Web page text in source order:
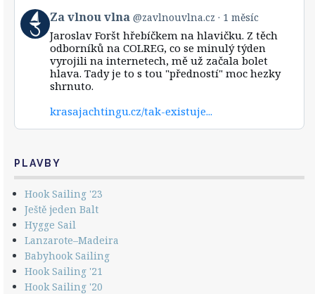
vlna
on
Bluesky
View
post
by
Za vlnou vlna @zavlnouvlna.cz 1 měsíc
Jaroslav Foršt hřebíčkem na hlavičku. Z těch
odborníků na COLREG, co se minulý týden
vyrojili na internetech, mě už začala bolet
hlava. Tady je to s tou "předností" moc hezky
shrnuto.
krasajachtingu.cz/tak-existuje...
PLAVBY
Hook Sailing '23
Ještě jeden Balt
Hygge Sail
Lanzarote–Madeira
Babyhook Sailing
Hook Sailing '21
Hook Sailing '20